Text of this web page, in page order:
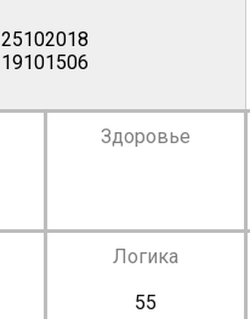
25102018
19101506
Здоровье
Логика
55